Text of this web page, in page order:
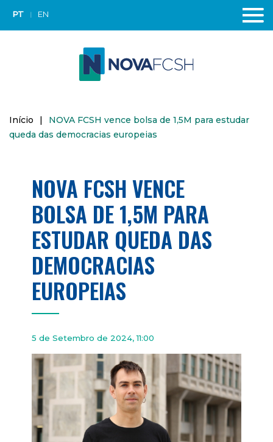
PT EN
Início |
NOVA FCSH vence bolsa de 1,5M para estudar
queda das democracias europeias
NOVA FCSH VENCE
BOLSA DE 1,5M PARA
ESTUDAR QUEDA DAS
DEMOCRACIAS
EUROPEIAS
5 de Setembro de 2024, 11:00